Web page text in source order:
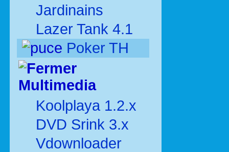
Jardinains
Lazer Tank 4.1
Poker TH
Multimedia
Koolplaya 1.2.x
DVD Srink 3.x
Vdownloader